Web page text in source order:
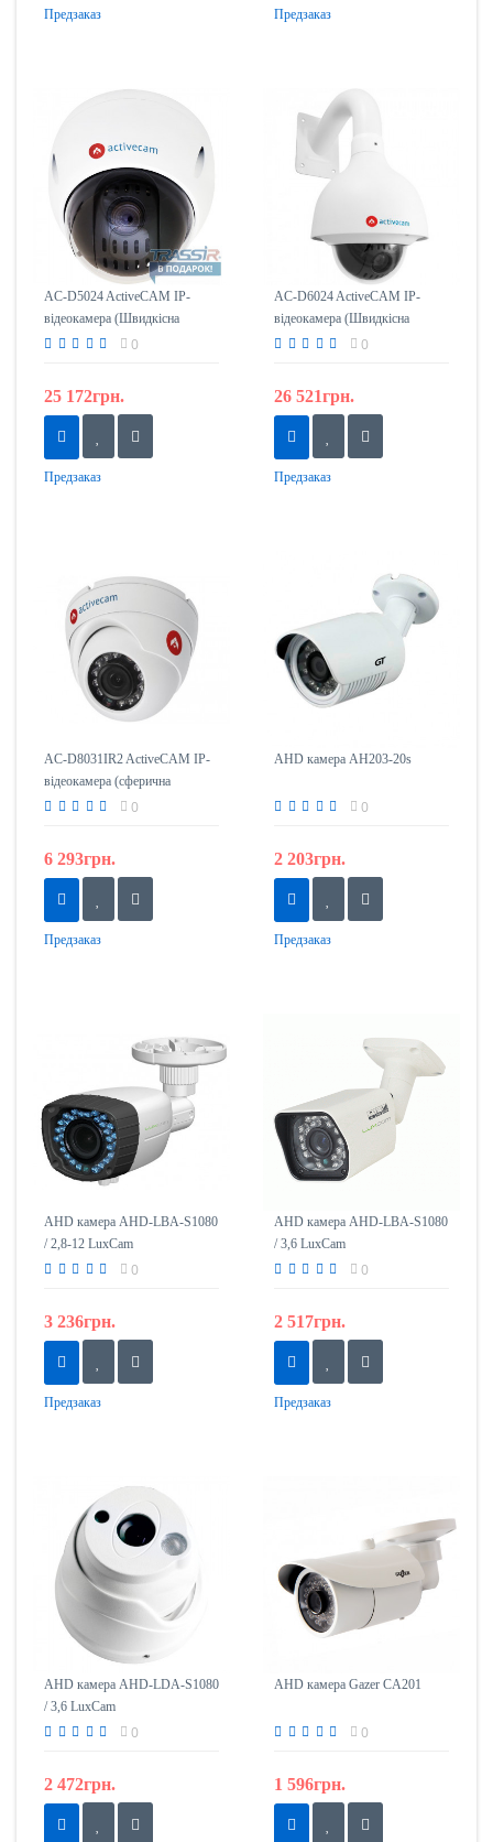
Предзаказ Предзаказ
AC-D5024 ActiveCAM IP-
відеокамера (Швидкісна
Поворотна)
0
25 172грн.
Предзаказ
AC-D6024 ActiveCAM IP-
відеокамера (Швидкісна
Поворотна)
0
26 521грн.
Предзаказ
AC-D8031IR2 ActiveCAM IP-
відеокамера (сферична
вулична)
0
6 293грн.
Предзаказ
AHD камера AH203-20s
0
2 203грн.
Предзаказ
AHD камера AHD-LBA-S1080
/ 2,8-12 LuxCam
0
3 236грн.
Предзаказ
AHD камера AHD-LBA-S1080
/ 3,6 LuxCam
0
2 517грн.
Предзаказ
AHD камера AHD-LDA-S1080
/ 3,6 LuxCam
0
2 472грн.
AHD камера Gazer CA201
0
1 596грн.